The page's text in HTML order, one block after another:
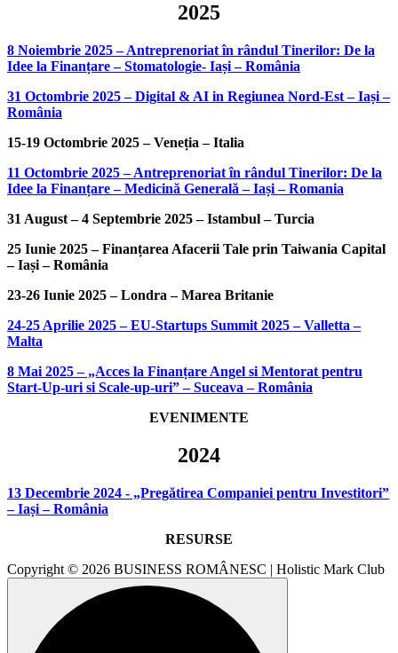
2025
8 Noiembrie 2025 – Antreprenoriat în rândul Tinerilor: De la
Idee la Finanțare – Stomatologie- Iași – România
31 Octombrie 2025 – Digital & AI in Regiunea Nord-Est – Iași –
România
15-19 Octombrie 2025 – Veneția – Italia
11 Octombrie 2025 – Antreprenoriat în rândul Tinerilor: De la
Idee la Finanțare – Medicină Generală – Iași – Romania
31 August – 4 Septembrie 2025 – Istambul – Turcia
25 Iunie 2025 – Finanțarea Afacerii Tale prin Taiwania Capital
– Iași – România
23-26 Iunie 2025 – Londra – Marea Britanie
24-25 Aprilie 2025 – EU-Startups Summit 2025 – Valletta –
Malta
8 Mai 2025 – „Acces la Finanțare Angel si Mentorat pentru
Start-Up-uri si Scale-up-uri” – Suceava – România
EVENIMENTE
2024
13 Decembrie 2024 - „Pregătirea Companiei pentru Investitori”
– Iași – România
RESURSE
Copyright © 2026 BUSINESS ROMÂNESC | Holistic Mark Club